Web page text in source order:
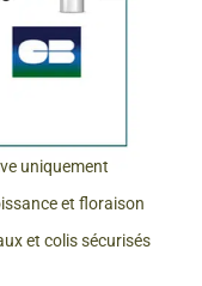
uniquement
et floraison
et colis sécurisés